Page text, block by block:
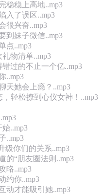
稳稳上高地..mp3
入了误区..mp3
很兴奋..mp3
到妹子微信..mp3
点..mp3
礼物清单..mp3
错过的不止一个亿..mp3
..mp3
天她会上瘾？..mp3
，轻松撩到心仪女神！..mp3
始..mp3
..mp3
级你们的关系..mp3
的“朋友圈法则..mp3
略..mp3
约你..mp3
动才能吸引她..mp3